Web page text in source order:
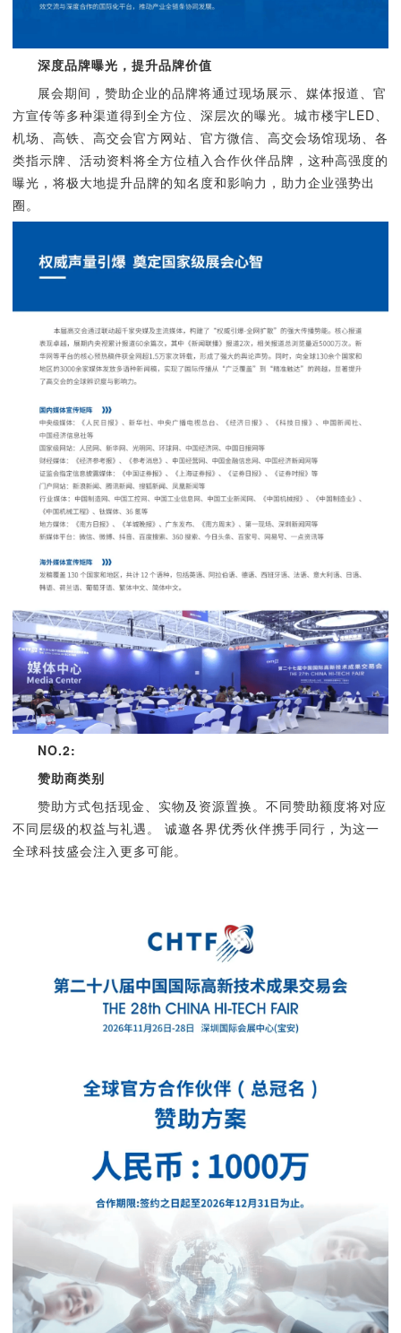
深度品牌曝光，提升品牌价值
展会期间，赞助企业的品牌将通过现场展示、媒体报道、官
方宣传等多种渠道得到全方位、深层次的曝光。城市楼宇LED、
机场、高铁、高交会官方网站、官方微信、高交会场馆现场、各
类指示牌、活动资料将全方位植入合作伙伴品牌，这种高强度的
曝光，将极大地提升品牌的知名度和影响力，助力企业强势出
圈。
NO.2:
赞助商类别
赞助方式包括现金、实物及资源置换。不同赞助额度将对应
不同层级的权益与礼遇。 诚邀各界优秀伙伴携手同行，为这一
全球科技盛会注入更多可能。